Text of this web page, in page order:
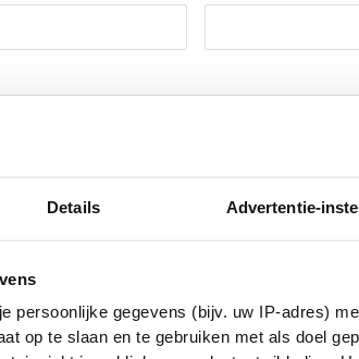
Details Advertentie-
persoonlijke gegevens (bijv. uw IP-adres)
op te slaan en te gebruiken met als doel